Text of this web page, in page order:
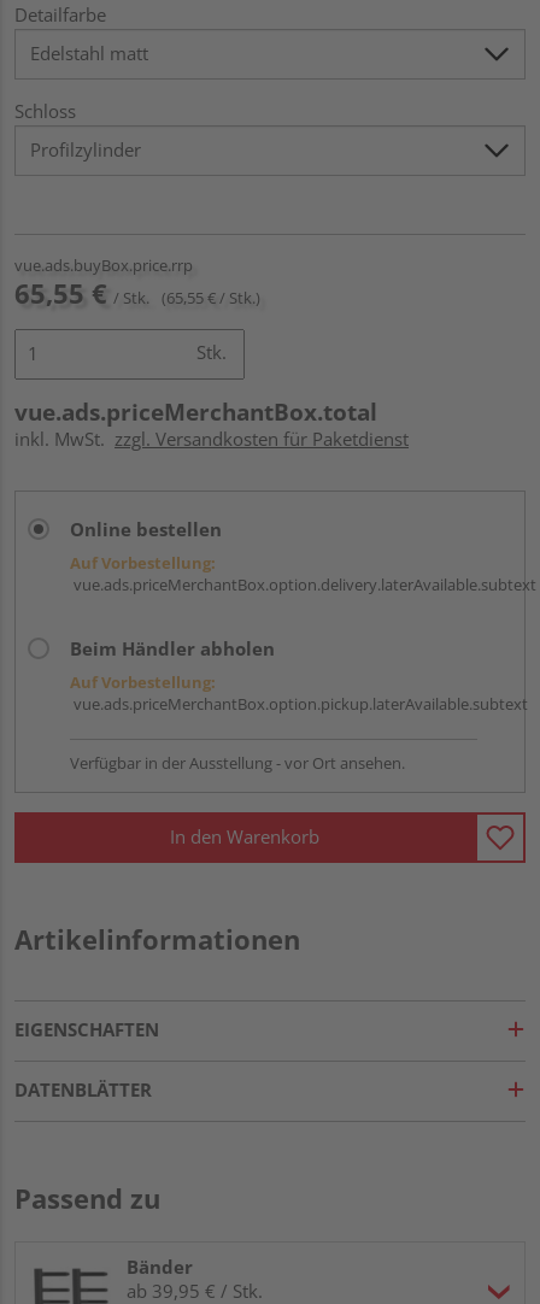
Detailfarbe
Schloss
vue.ads.buyBox.price.rrp
65,55 € / Stk. (65,55 € / Stk.)
Stk.
vue.ads.priceMerchantBox.total
inkl. MwSt. zzgl. Versandkosten für Paketdienst
Online bestellen
Auf Vorbestellung:
vue.ads.priceMerchantBox.option.delivery.laterAvailable.subtext
Beim Händler abholen
Auf Vorbestellung:
vue.ads.priceMerchantBox.option.pickup.laterAvailable.subtext
Verfügbar in der Ausstellung - vor Ort ansehen.
In den Warenkorb
Artikelinformationen
EIGENSCHAFTEN
DATENBLÄTTER
Passend zu
Bänder
ab 39,95 € / Stk.